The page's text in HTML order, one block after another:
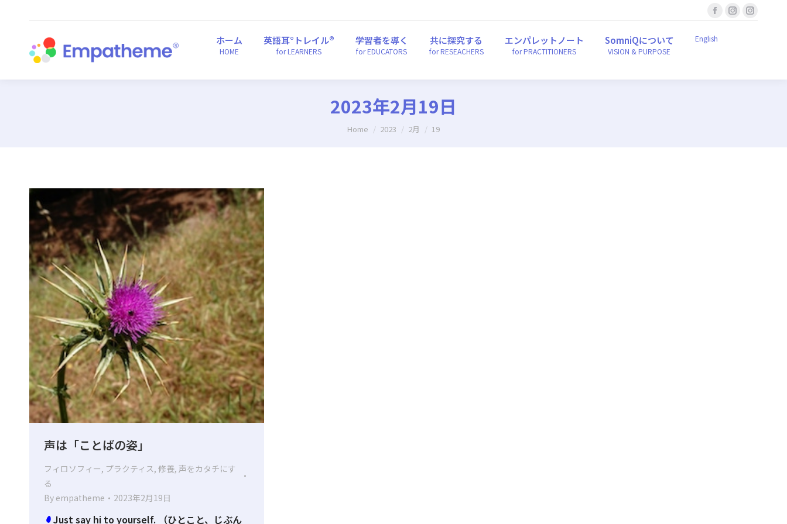
Facebook
page
new
Instagram
newnew
ホーム
HOME
英語耳°トレイル®
for LEARNERS
学習者を導く
for EDUCATORS
共に探究する
for RESEACHERS
エンパレットノート
for PRACTITIONERS
SomniQについて
VISION & PURPOSE
English
2023年2月19日
You are here:
Home 2023 2月 19
声は「ことばの姿」
フィロソフィー, プラクティス, 修養, 声をカタチにす
る
By empatheme 2023年2月19日
Just say hi to yourself. （ひとこと、じぶん
ホーム 英語耳°トレイル® 学習者を導く 共に探究する エンパレットノート SomniQについて English